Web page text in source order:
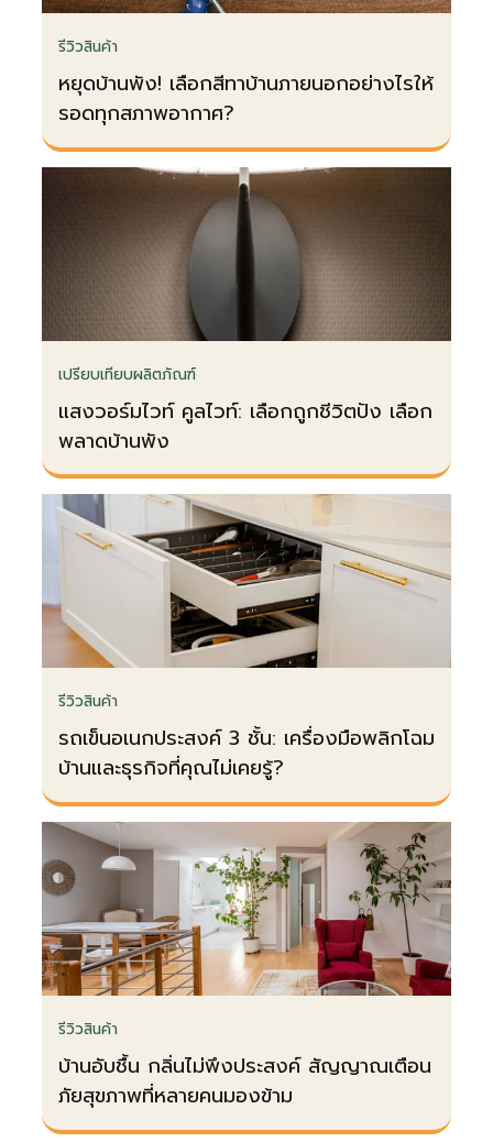
และค่าใช้จ่ายซ่อมบำรุงที่ไม่จำเป็น แกะรอย
เบรกเกอร์สองยักษ์ใหญ่: Schneider และ
Panasonic การเลือกเบรกเกอร์ต้องเข้าใจ
ปรัชญาการออกแบบของแต่ละแบรนด์
Schneider Electric ผู้เชี่ยวชาญด้านการ
จัดการพลังงาน เน้นความแข็งแกร่ง น่า
เชื่อถือ และเทคโนโลยีขั้นสูง เหมาะสำหรับ
อุตสาหกรรมหนักและอาคารขนาดใหญ่ ใน
ขณะที่ Panasonic จากญี่ปุ่น โดดเด่นด้าน
คุณภาพมาตรฐานสูง ความคุ้มค่า และการ
ใช้งานง่าย ซึ่งตอบโจทย์ที่อยู่อาศัยและ
อาคารพาณิชย์ขนาดกลาง…
รีวิวสินค้า
หยุดบ้านพัง! เลือกสีทาบ้านภายนอกอย่างไรให้
รอดทุกสภาพอากาศ?
เปรียบเทียบผลิตภัณฑ์
แสงวอร์มไวท์ คูลไวท์: เลือกถูกชีวิตปัง เลือก
พลาดบ้านพัง
รีวิวสินค้า
รถเข็นอเนกประสงค์ 3 ชั้น: เครื่องมือพลิกโฉม
บ้านและธุรกิจที่คุณไม่เคยรู้?
รีวิวสินค้า
บ้านอับชื้น กลิ่นไม่พึงประสงค์ สัญญาณเตือน
ภัยสุขภาพที่หลายคนมองข้าม